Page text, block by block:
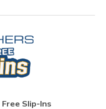
Slip-Ins